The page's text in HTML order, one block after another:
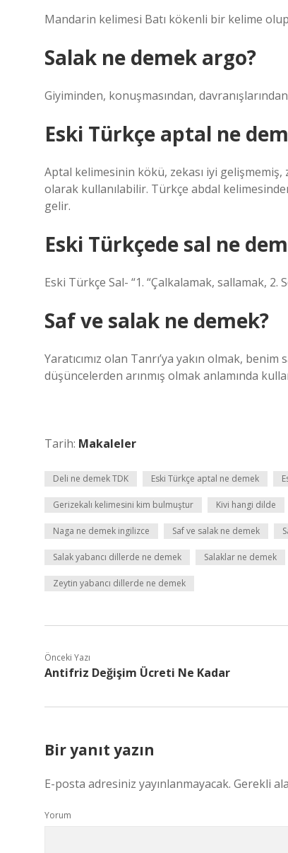
Mandarin kelimesi Batı kökenli bir kelime
Salak ne demek argo?
Giyiminden, konuşmasından,
Eski Türkçe aptal ne
Aptal kelimesinin kökü, zekası iyi
olarak kullanılabilir. Türkçe abdal
gelir.
Eski Türkçede sal ne
Eski Türkçe Sal- “1. “Çalkalamak, sallamak,
Saf ve salak ne demek?
Yaratıcımız olan Tanrı’ya yakın olmak,
düşüncelerden arınmış olmak anlamında
Tarih: Makaleler
Deli ne demek TDK Eski Türkçe aptal ne demek
Gerizekalı kelimesini kim bulmuştur Kivi hangi dilde
Naga ne demek ingilizce Saf ve salak ne demek
Salak yabancı dillerde ne demek Salaklar ne demek
Zeytin yabancı dillerde ne demek
Önceki Yazı
Antifriz Değişim Ücreti Ne Kadar
Bir yanıt yazın
E-posta adresiniz yayınlanmayacak. Gerekli
Yorum